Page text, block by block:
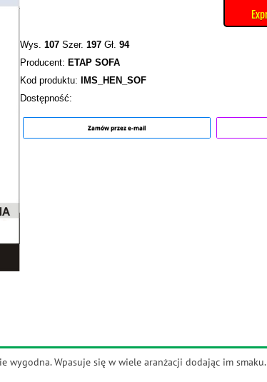
Wys.107 Szer.197 Gł.94
Producent: ETAP SOFA
Kod produktu:
IMS_HEN_SOF
Dostępność:
Zamów przez e-mail
wygodna. Wpasuje się w wiele aranżacji dodając im smaku.